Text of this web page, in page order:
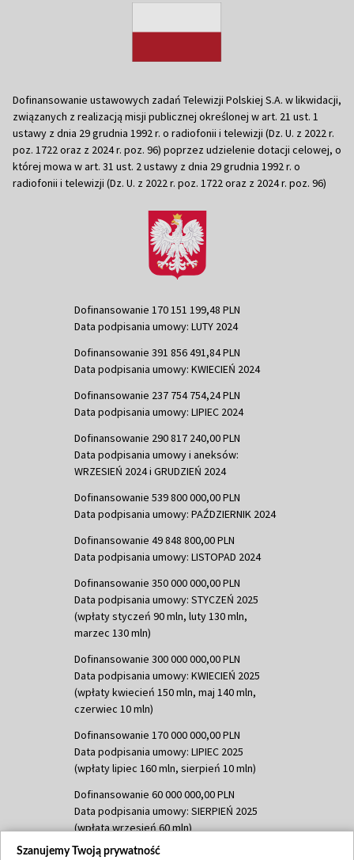
Dofinansowanie ustawowych zadań Telewizji Polskiej S.A. w likwidacji,
związanych z realizacją misji publicznej określonej w art. 21 ust. 1
ustawy z dnia 29 grudnia 1992 r. o radiofonii i telewizji (Dz. U. z 2022 r.
poz. 1722 oraz z 2024 r. poz. 96) poprzez udzielenie dotacji celowej, o
której mowa w art. 31 ust. 2 ustawy z dnia 29 grudnia 1992 r. o
radiofonii i telewizji (Dz. U. z 2022 r. poz. 1722 oraz z 2024 r. poz. 96)
Dofinansowanie 170 151 199,48 PLN
Data podpisania umowy: LUTY 2024
Dofinansowanie 391 856 491,84 PLN
Data podpisania umowy: KWIECIEŃ 2024
Dofinansowanie 237 754 754,24 PLN
Data podpisania umowy: LIPIEC 2024
Dofinansowanie 290 817 240,00 PLN
Data podpisania umowy i aneksów:
WRZESIEŃ 2024 i GRUDZIEŃ 2024
Dofinansowanie 539 800 000,00 PLN
Data podpisania umowy: PAŹDZIERNIK 2024
Dofinansowanie 49 848 800,00 PLN
Data podpisania umowy: LISTOPAD 2024
Dofinansowanie 350 000 000,00 PLN
Data podpisania umowy: STYCZEŃ 2025
(wpłaty styczeń 90 mln, luty 130 mln,
marzec 130 mln)
Dofinansowanie 300 000 000,00 PLN
Data podpisania umowy: KWIECIEŃ 2025
(wpłaty kwiecień 150 mln, maj 140 mln,
czerwiec 10 mln)
Dofinansowanie 170 000 000,00 PLN
Data podpisania umowy: LIPIEC 2025
(wpłaty lipiec 160 mln, sierpień 10 mln)
Dofinansowanie 60 000 000,00 PLN
Data podpisania umowy: SIERPIEŃ 2025
(wpłata wrzesień 60 mln)
Dofinansowanie 635 783 051,21 PLN
Szanujemy Twoją prywatność